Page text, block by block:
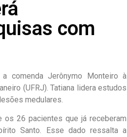
com
comenda Jerônymo Monteiro à
(UFRJ). Tatiana lidera estudos
medulares.
os 26 pacientes que já receberam
Santo. Esse dado ressalta a